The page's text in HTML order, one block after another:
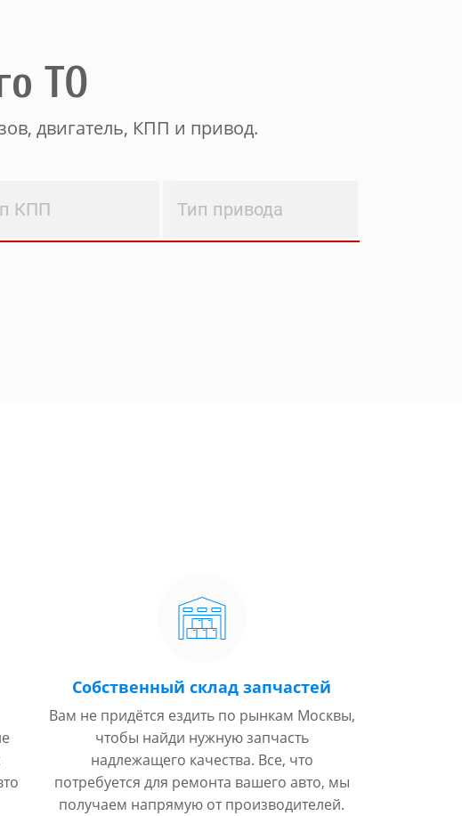
ТО
двигатель, КПП и привод.
КПП Тип привода
Собственный склад запчастей
Вам не придётся ездить по рынкам Москвы,
чтобы найди нужную запчасть
надлежащего качества. Все, что
потребуется для ремонта вашего авто, мы
получаем напрямую от производителей.